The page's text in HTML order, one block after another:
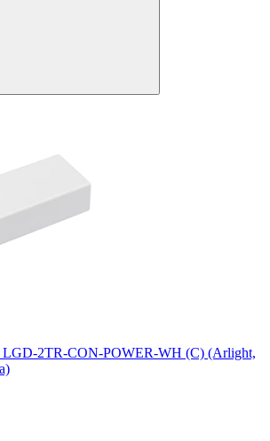
LGD-2TR-CON-POWER-WH (C) (Arlight,